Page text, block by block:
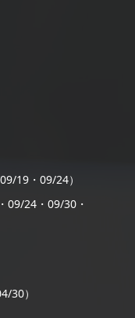
19・09/24）
09/24・09/30・
30）